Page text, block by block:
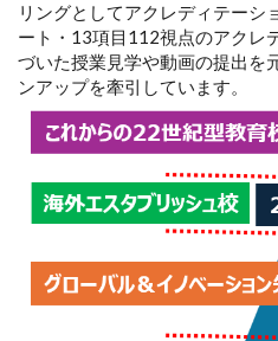
リングとしてアクレディテーシ
ート・13項目112視点のアクレ
づいた授業見学や動画の提出を
ンアップを牽引しています。